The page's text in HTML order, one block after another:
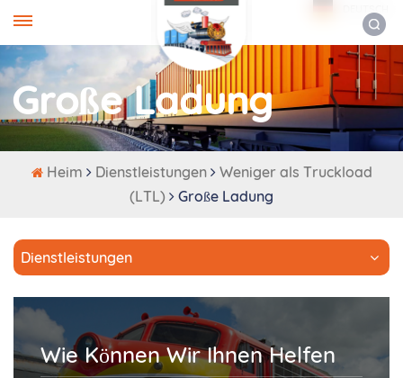
Große Ladung
Heim Dienstleistungen
Weniger als Truckload
(LTL)
Große Ladung
Dienstleistungen
Wie Können Wir Ihnen Helfen